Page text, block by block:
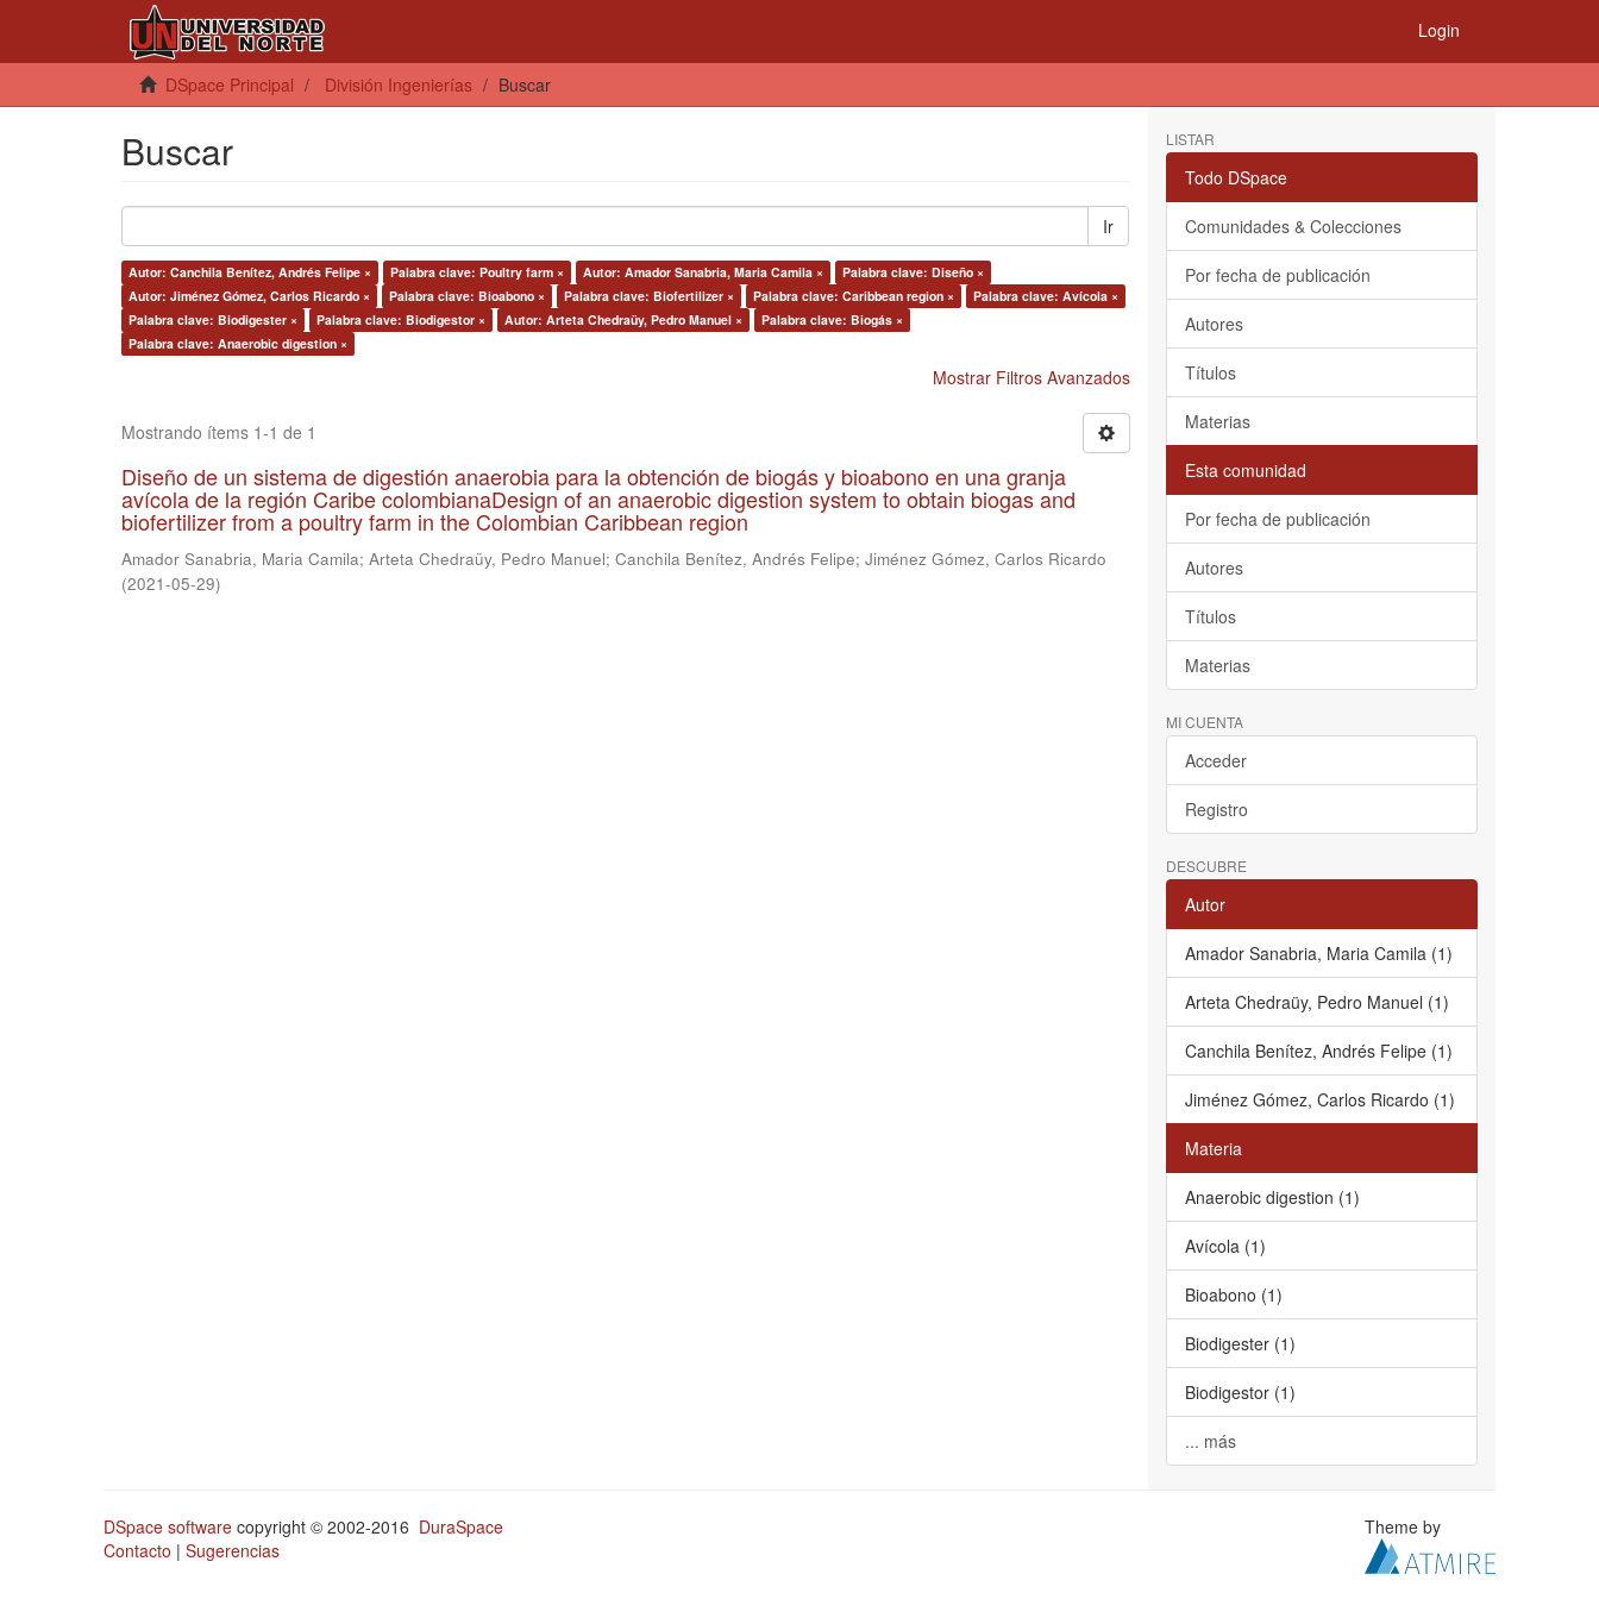
Login
DSpace Principal División Ingenierías Buscar
Buscar
Ir
Autor: Canchila Benítez, Andrés Felipe × Palabra clave: Poultry farm × Autor: Amador Sanabria, Maria Camila ×
Palabra clave: Diseño ×
Autor: Jiménez Gómez, Carlos Ricardo ×
Palabra clave: Bioabono × Palabra clave: Biofertilizer × Palabra clave: Caribbean region ×
Palabra clave: Avícola ×
Palabra clave: Biodigester ×
Palabra clave: Biodigestor × Autor: Arteta Chedraüy, Pedro Manuel ×
Palabra clave: Biogás ×
Palabra clave: Anaerobic digestion ×
Mostrar Filtros Avanzados
Mostrando ítems 1-1 de 1
Diseño de un sistema de digestión anaerobia para la obtención de biogás y bioabono en una granja
avícola de la región Caribe colombianaDesign of an anaerobic digestion system to obtain biogas and
biofertilizer from a poultry farm in the Colombian Caribbean region
Amador Sanabria, Maria Camila; Arteta Chedraüy, Pedro Manuel; Canchila Benítez, Andrés Felipe; Jiménez Gómez, Carlos Ricardo
(2021-05-29)
LISTAR
Todo DSpace
Comunidades & Colecciones
Por fecha de publicación
Autores
Títulos
Materias
Esta comunidad
Por fecha de publicación
Autores
Títulos
Materias
MI CUENTA
Acceder
Registro
DESCUBRE
Autor
Amador Sanabria, Maria Camila (1)
Arteta Chedraüy, Pedro Manuel (1)
Canchila Benítez, Andrés Felipe (1)
Jiménez Gómez, Carlos Ricardo (1)
Materia
Anaerobic digestion (1)
Avícola (1)
Bioabono (1)
Biodigester (1)
Biodigestor (1)
... más
DSpace software copyright © 2002-2016 DuraSpace
Contacto | Sugerencias
Theme by